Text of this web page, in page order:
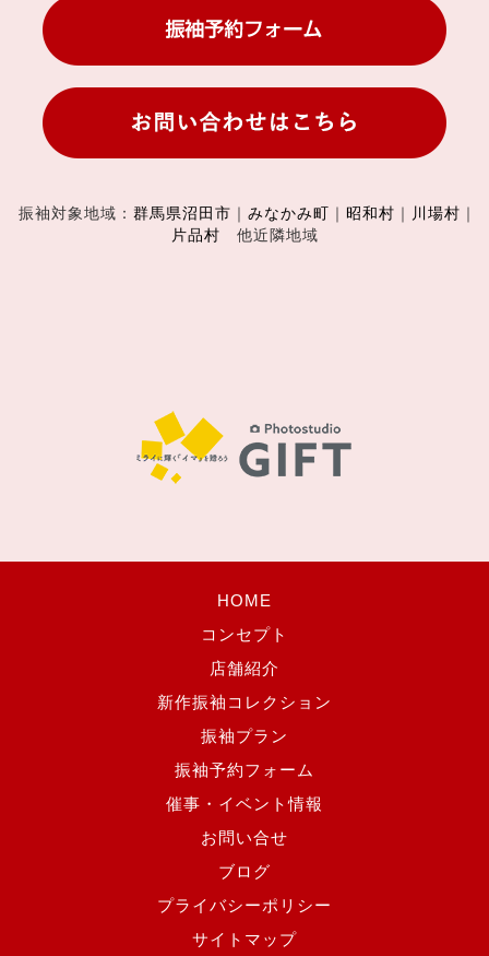
振袖対象地域： 群馬県沼田市 ｜ みなかみ町 ｜ 昭和村 ｜ 川場村 ｜
片品村 他近隣地域
HOME
コンセプト
店舗紹介
新作振袖コレクション
振袖プラン
振袖予約フォーム
催事・イベント情報
お問い合せ
ブログ
プライバシーポリシー
サイトマップ